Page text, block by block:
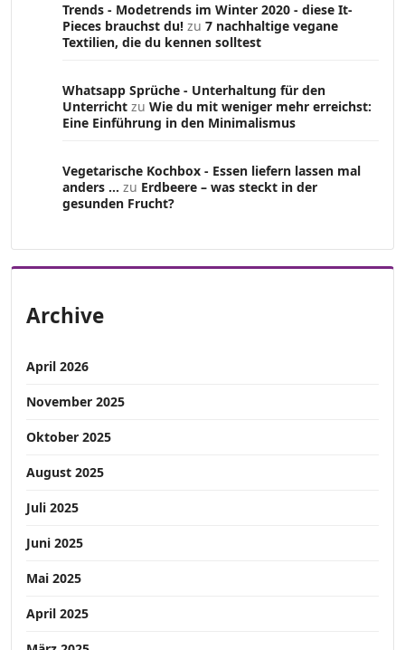
Trends - Modetrends im Winter 2020 - diese It-
Pieces brauchst du! zu 7 nachhaltige vegane
Textilien, die du kennen solltest
Whatsapp Sprüche - Unterhaltung für den
Unterricht zu Wie du mit weniger mehr erreichst:
Eine Einführung in den Minimalismus
Vegetarische Kochbox - Essen liefern lassen mal
anders ... zu Erdbeere – was steckt in der
gesunden Frucht?
Archive
April 2026
November 2025
Oktober 2025
August 2025
Juli 2025
Juni 2025
Mai 2025
April 2025